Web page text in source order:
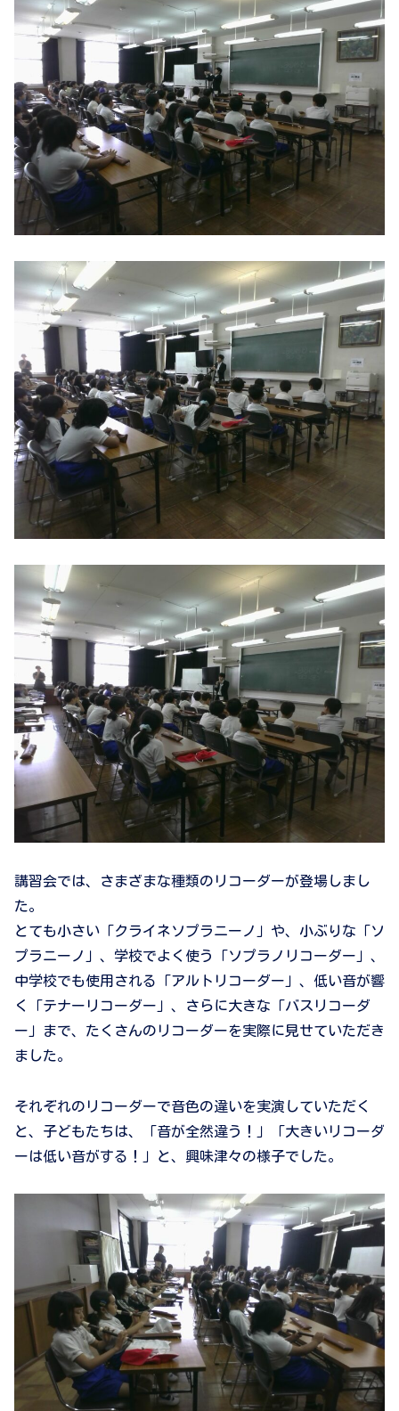
講習会では、さまざまな種類のリコーダーが登場しまし
た。
とても小さい「クライネソプラニーノ」や、小ぶりな「ソ
プラニーノ」、学校でよく使う「ソプラノリコーダー」、
中学校でも使用される「アルトリコーダー」、低い音が響
く「テナーリコーダー」、さらに大きな「バスリコーダ
ー」まで、たくさんのリコーダーを実際に見せていただき
ました。
それぞれのリコーダーで音色の違いを実演していただく
と、子どもたちは、「音が全然違う！」「大きいリコーダ
ーは低い音がする！」と、興味津々の様子でした。